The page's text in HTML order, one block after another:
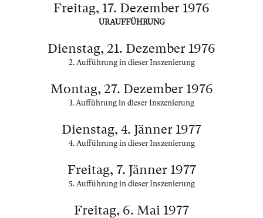
Freitag, 17. Dezember 1976
URAUFFÜHRUNG
Dienstag, 21. Dezember 1976
2. Aufführung in dieser Inszenierung
Montag, 27. Dezember 1976
3. Aufführung in dieser Inszenierung
Dienstag, 4. Jänner 1977
4. Aufführung in dieser Inszenierung
Freitag, 7. Jänner 1977
5. Aufführung in dieser Inszenierung
Freitag, 6. Mai 1977